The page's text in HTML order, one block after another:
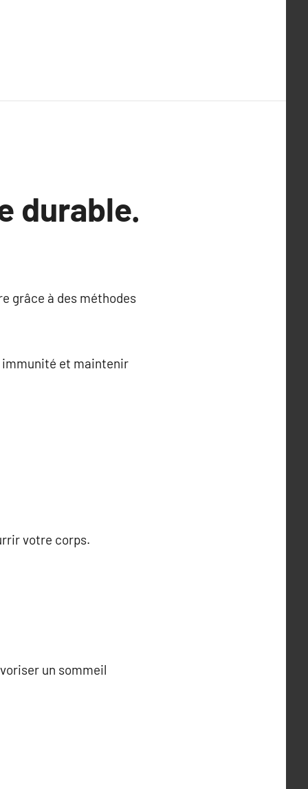
durable.
grâce à des méthodes
immunité et maintenir
votre corps.
un sommeil